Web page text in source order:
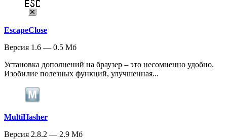
EscapeClose
Версия 1.6 — 0.5 Мб
Установка дополнений на браузер – это несомненно удобно.
Изобилие полезных функций, улучшенная...
MultiHasher
Версия 2.8.2 — 2.9 Мб